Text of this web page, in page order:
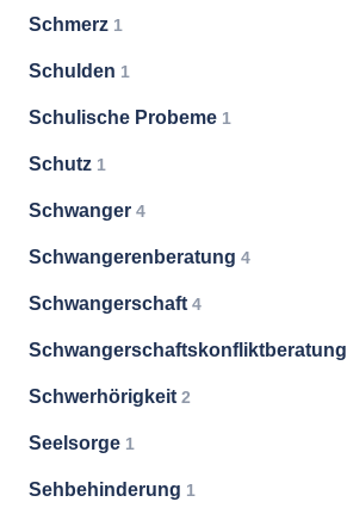
Schmerz 1
Schulden 1
Schulische Probeme 1
Schutz 1
Schwanger 4
Schwangerenberatung 4
Schwangerschaft 4
Schwangerschaftskonfliktberatung
Schwerhörigkeit 2
Seelsorge 1
Sehbehinderung 1